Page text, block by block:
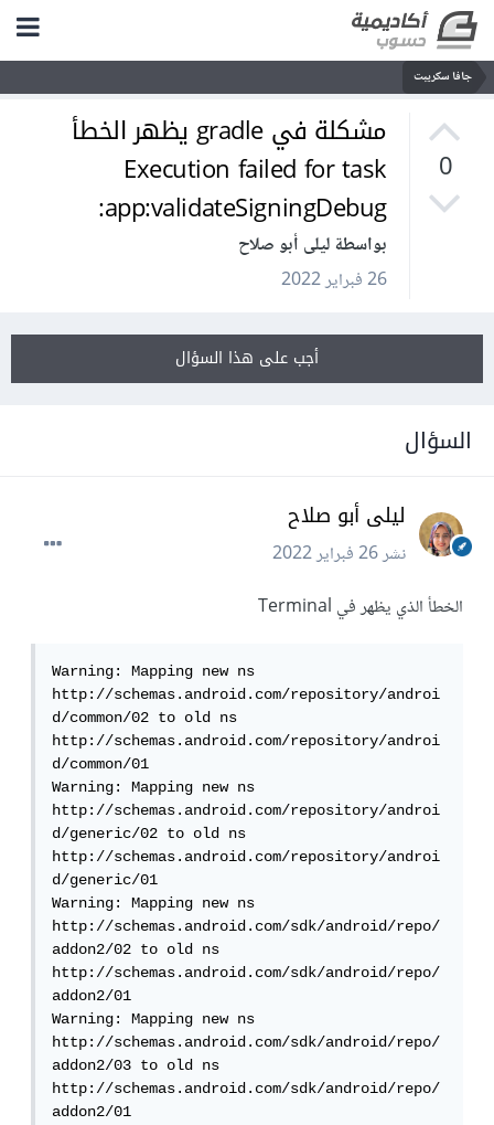
جافا سكريبت
0
مشكلة في gradle يظهر الخطأ
Execution failed for task
:app:validateSigningDebug
بواسطة ليلى أبو صلاح
26 فبراير 2022
أجب على هذا السؤال
السؤال
ليلى أبو صلاح
نشر26 فبراير 2022
الخطأ الذي يظهر في Terminal
Warning: Mapping new ns
http://schemas.android.com/repository/androi
d/common/02 to old ns
http://schemas.android.com/repository/androi
d/common/01
Warning: Mapping new ns
http://schemas.android.com/repository/androi
d/generic/02 to old ns
http://schemas.android.com/repository/androi
d/generic/01
Warning: Mapping new ns
http://schemas.android.com/sdk/android/repo/
addon2/02 to old ns
http://schemas.android.com/sdk/android/repo/
addon2/01
Warning: Mapping new ns
http://schemas.android.com/sdk/android/repo/
addon2/03 to old ns
http://schemas.android.com/sdk/android/repo/
addon2/01